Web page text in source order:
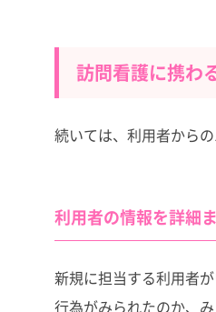
訪問看護に携わ
続いては、利用者から
利用者の情報を詳細
新規に担当する利用者
行為がみられたのか、